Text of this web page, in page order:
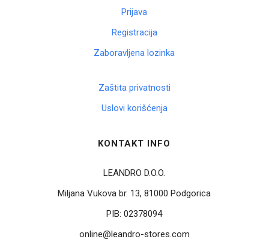
Prijava
Registracija
Zaboravljena lozinka
Zaštita privatnosti
Uslovi korišćenja
KONTAKT INFO
LEANDRO D.O.O.
Miljana Vukova br. 13, 81000 Podgorica
PIB:02378094
online@leandro-stores.com